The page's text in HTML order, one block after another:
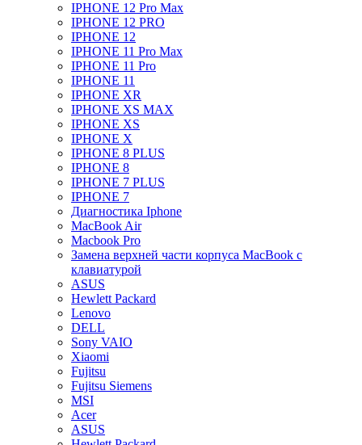
IPHONE 12 Pro Max
IPHONE 12 PRO
IPHONE 12
IPHONE 11 Pro Max
IPHONE 11 Pro
IPHONE 11
IPHONE XR
IPHONE XS MAX
IPHONE XS
IPHONE X
IPHONE 8 PLUS
IPHONE 8
IPHONE 7 PLUS
IPHONE 7
Диагностика Iphone
MacBook Air
Macbook Pro
Замена верхней части корпуса MacBook с
клавиатурой
ASUS
Hewlett Packard
Lenovo
DELL
Sony VAIO
Xiaomi
Fujitsu
Fujitsu Siemens
MSI
Acer
ASUS